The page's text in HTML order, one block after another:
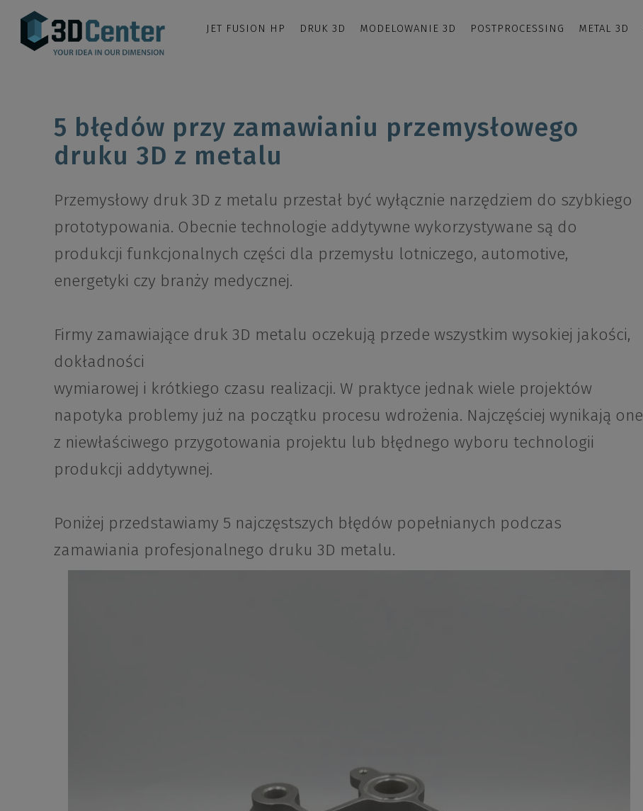
JET FUSION HP DRUK 3D MODELOWANIE 3D POSTPROCESSING METAL 3D
5 błędów przy zamawianiu przemysłowego
druku 3D z metalu
Przemysłowy druk 3D z metalu przestał być wyłącznie narzędziem do szybkiego
prototypowania. Obecnie technologie addytywne wykorzystywane są do
produkcji funkcjonalnych części dla przemysłu lotniczego, automotive,
energetyki czy branży medycznej.
Firmy zamawiające druk 3D metalu oczekują przede wszystkim wysokiej jakości,
dokładności
wymiarowej i krótkiego czasu realizacji. W praktyce jednak wiele projektów
napotyka problemy już na początku procesu wdrożenia. Najczęściej wynikają one
z niewłaściwego przygotowania projektu lub błędnego wyboru technologii
produkcji addytywnej.
Poniżej przedstawiamy 5 najczęstszych błędów popełnianych podczas
zamawiania profesjonalnego druku 3D metalu.